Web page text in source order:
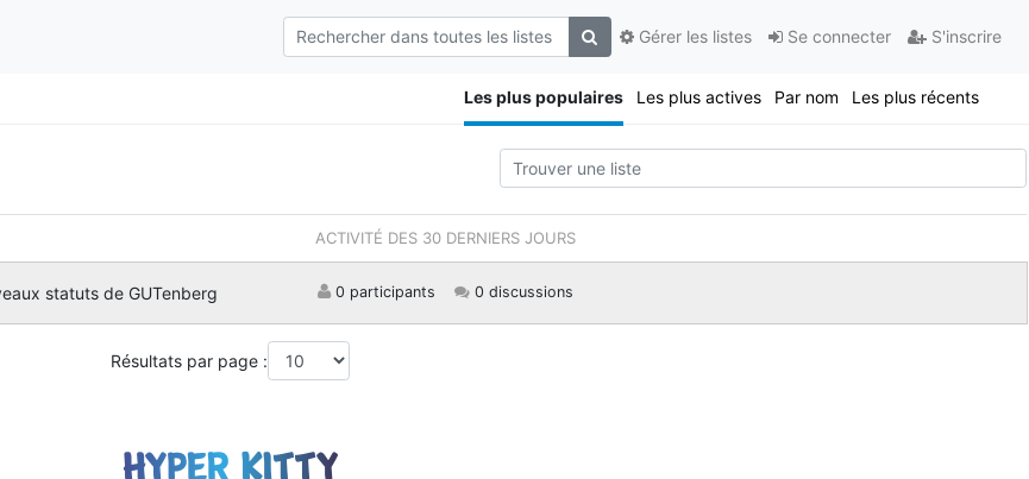
Se connecter S'inscrire
Gérer les listes
Les plus populaires Les plus actives Par nom Les plus récents
ACTIVITÉ DES 30 DERNIERS JOURS
statuts de GUTenberg 0 participants 0 discussions
Résultats par page :